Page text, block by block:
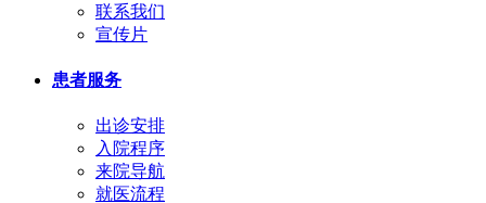
联系我们
宣传片
患者服务
出诊安排
入院程序
来院导航
就医流程